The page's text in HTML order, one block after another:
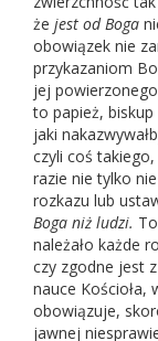
że jest od Boga
obowiązek nie
przykazaniom
jej
to papież,
jaki
czyli coś
razie nie tylko
rozkazu lub
Boga niż ludzi.
należało każde
czy zgodne jest
nauce Kościoła,
obowiązuje,
jawnej